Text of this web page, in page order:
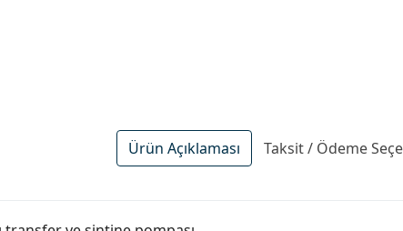
Ürün Açıklaması Taksit / Ödeme